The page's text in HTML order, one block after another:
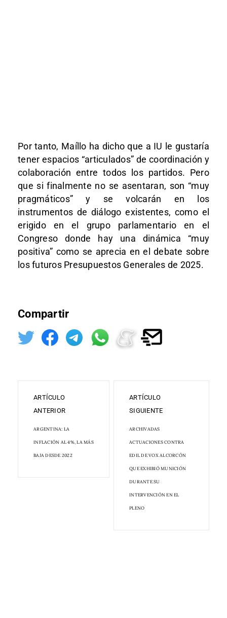
Por tanto, Maíllo ha dicho que a IU le gustaría
tener espacios “articulados” de coordinación y
colaboración entre todos los partidos. Pero
que si finalmente no se asentaran, son “muy
pragmáticos” y se volcarán en los
instrumentos de diálogo existentes, como el
erigido en el grupo parlamentario en el
Congreso donde hay una dinámica “muy
positiva” como se aprecia en el debate sobre
los futuros Presupuestos Generales de 2025.
Compartir
ARTÍCULO
ANTERIOR
ARGENTINA: LA
INFLACIÓN AL 4%, LA MÁS
BAJA DESDE 2022
ARTÍCULO
SIGUIENTE
ARCHIVADAS
ACTUACIONES CONTRA
EDIL DE VOX ALCORCÓN
QUE EXHIBIÓ MUNICIÓN
DURANTE SU
INTERVENCIÓN EN EL
PLENO